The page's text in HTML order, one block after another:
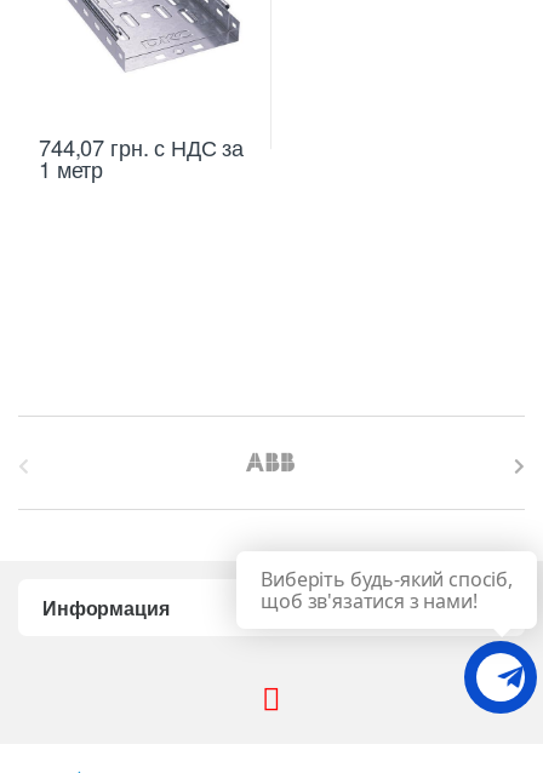
744,07 грн.с НДС за
1 метр
Информация
Виберіть будь-який спосіб,
щоб зв'язатися з нами!